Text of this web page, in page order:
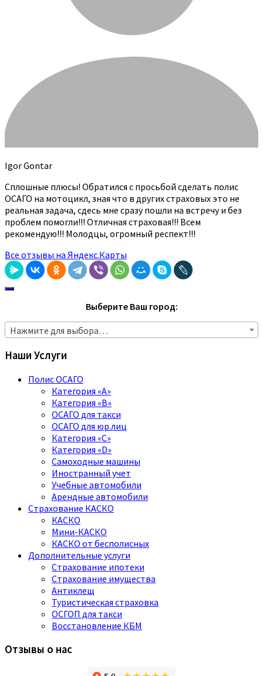
Igor Gontar
Сплошные плюсы! Обратился с просьбой сделать полис
ОСАГО на мотоцикл, зная что в других страховых это не
реальная задача, сдесь мне сразу пошли на встречу и без
проблем помогли!!! Отличная страховая!!! Всем
рекомендую!!! Молодцы, огромный респект!!!
Все отзывы на Яндекс.Карты
Выберите Ваш город:
Нажмите для выбора…
Наши Услуги
Полис ОСАГО
Категория «A»
Категория «B»
ОСАГО для такси
ОСАГО для юр.лиц
Категория «C»
Категория «D»
Самоходные машины
Иностранный учет
Учебные автомобили
Арендные автомобили
Страхование КАСКО
КАСКО
Мини-КАСКО
КАСКО от бесполисных
Дополнительные услуги
Страхование ипотеки
Страхование имущества
Антиклещ
Туристическая страховка
ОСГОП для такси
Восстановление КБМ
Отзывы о нас